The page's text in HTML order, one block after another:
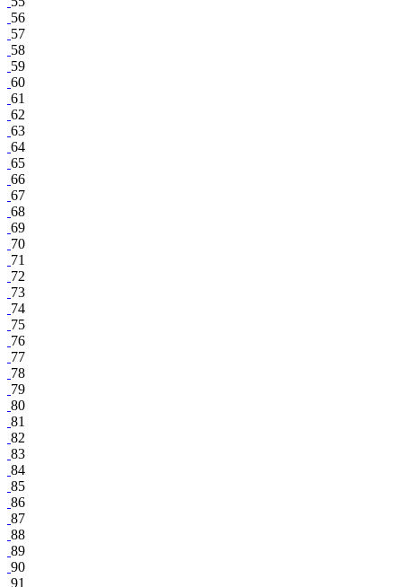
56
57
58
59
60
61
62
63
64
65
66
67
68
69
70
71
72
73
74
75
76
77
78
79
80
81
82
83
84
85
86
87
88
89
90
91